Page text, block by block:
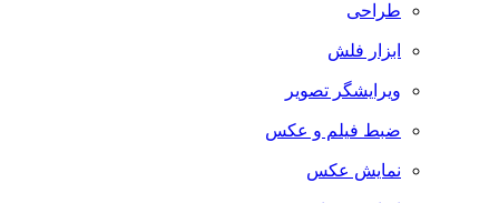
طراحی
ابزار فلش
ویرایشگر تصویر
ضبط فيلم و عكس
نمایش عکس